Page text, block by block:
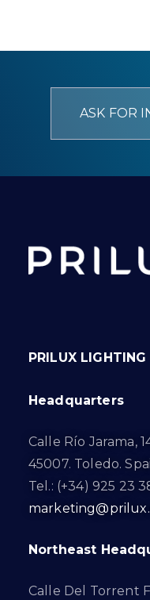
ASK FOR
PRILUX LIGHTING
Headquarters
Calle Río Jarama,
45007. Toledo.
Tel.: (+34) 925 23
Northeast
Calle Del Torrent